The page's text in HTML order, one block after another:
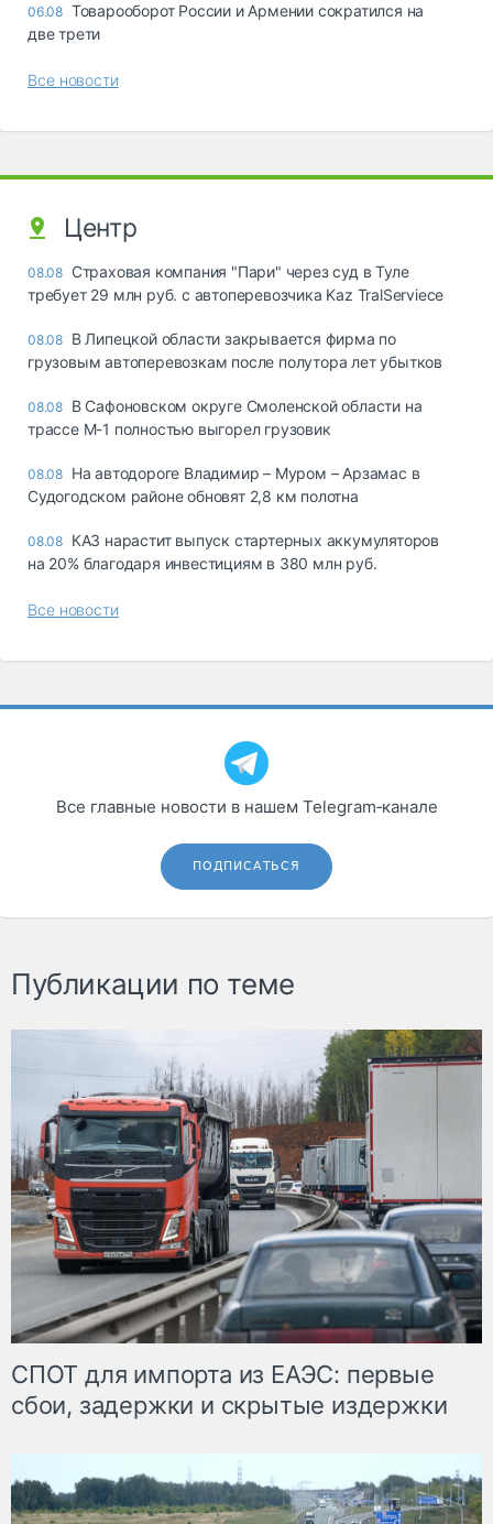
06.08 Товарооборот России и Армении сократился на
две трети
Все новости
Центр
08.08 Страховая компания "Пари" через суд в Туле
требует 29 млн руб. с автоперевозчика Kaz TralServiece
08.08 В Липецкой области закрывается фирма по
грузовым автоперевозкам после полутора лет убытков
08.08 В Сафоновском округе Смоленской области на
трассе М-1 полностью выгорел грузовик
08.08 На автодороге Владимир – Муром – Арзамас в
Судогодском районе обновят 2,8 км полотна
08.08 КАЗ нарастит выпуск стартерных аккумуляторов
на 20% благодаря инвестициям в 380 млн руб.
Все новости
Все главные новости в нашем Telegram‑канале
ПОДПИСАТЬСЯ
Публикации по теме
СПОТ для импорта из ЕАЭС: первые
сбои, задержки и скрытые издержки